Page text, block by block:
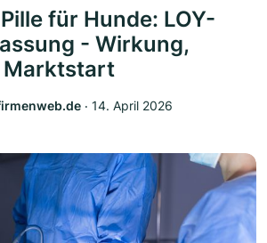
für Hunde: LOY-
- Wirkung,
Marktstart
‧ 14. April 2026